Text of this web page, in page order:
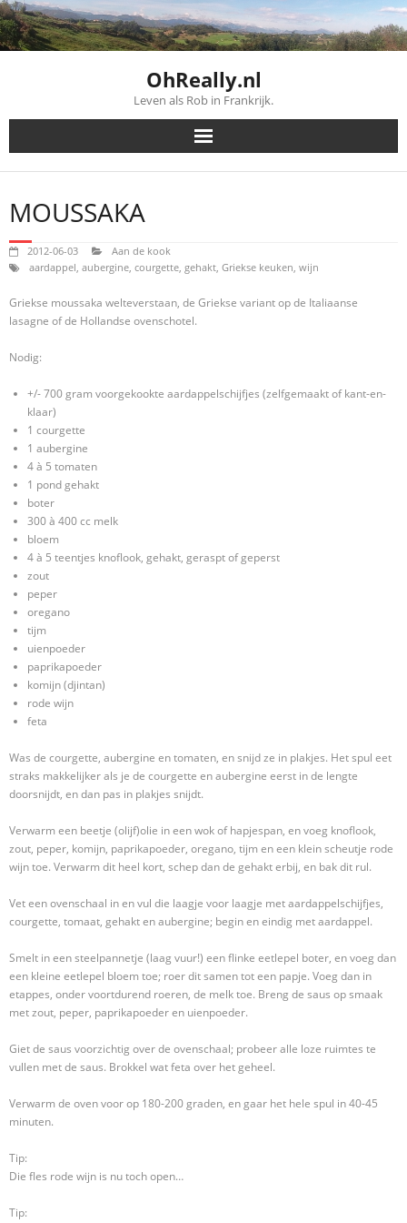
Skip
to
content
OhReally.nl
Leven als Rob in Frankrijk.
MOUSSAKA
2012-06-03
Aan de kook
aardappel, aubergine, courgette, gehakt, Griekse keuken, wijn
Griekse moussaka welteverstaan, de Griekse variant op de Italiaanse
lasagne of de Hollandse ovenschotel.
Nodig:
+/- 700 gram voorgekookte aardappelschijfjes (zelfgemaakt of kant-en-
klaar)
1 courgette
1 aubergine
4 à 5 tomaten
1 pond gehakt
boter
300 à 400 cc melk
bloem
4 à 5 teentjes knoflook, gehakt, geraspt of geperst
zout
peper
oregano
tijm
uienpoeder
paprikapoeder
komijn (djintan)
rode wijn
feta
Was de courgette, aubergine en tomaten, en snijd ze in plakjes. Het spul eet
straks makkelijker als je de courgette en aubergine eerst in de lengte
doorsnijdt, en dan pas in plakjes snijdt.
Verwarm een beetje (olijf)olie in een wok of hapjespan, en voeg knoflook,
zout, peper, komijn, paprikapoeder, oregano, tijm en een klein scheutje rode
wijn toe. Verwarm dit heel kort, schep dan de gehakt erbij, en bak dit rul.
Vet een ovenschaal in en vul die laagje voor laagje met aardappelschijfjes,
courgette, tomaat, gehakt en aubergine; begin en eindig met aardappel.
Smelt in een steelpannetje (laag vuur!) een flinke eetlepel boter, en voeg dan
een kleine eetlepel bloem toe; roer dit samen tot een papje. Voeg dan in
etappes, onder voortdurend roeren, de melk toe. Breng de saus op smaak
met zout, peper, paprikapoeder en uienpoeder.
Giet de saus voorzichtig over de ovenschaal; probeer alle loze ruimtes te
vullen met de saus. Brokkel wat feta over het geheel.
Verwarm de oven voor op 180-200 graden, en gaar het hele spul in 40-45
minuten.
Tip:
Die fles rode wijn is nu toch open…
Tip: